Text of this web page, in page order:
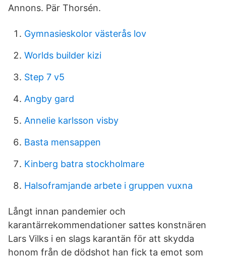
Annons. Pär Thorsén.
Gymnasieskolor västerås lov
Worlds builder kizi
Step 7 v5
Angby gard
Annelie karlsson visby
Basta mensappen
Kinberg batra stockholmare
Halsoframjande arbete i gruppen vuxna
‎Långt innan pandemier och
karantärrekommendationer sattes konstnären
Lars Vilks i en slags karantän för att skydda
honom från de dödshot han fick ta emot som